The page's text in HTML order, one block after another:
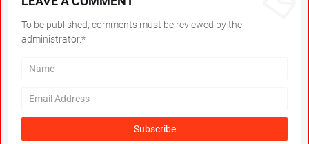
To be published, comments must be reviewed by the
administrator.*